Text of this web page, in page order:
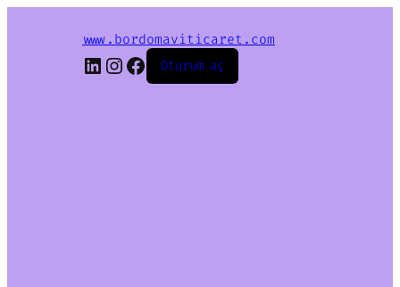
www.bordomaviticaret.com
LinkedIn
Instagram
Facebook
Oturum aç